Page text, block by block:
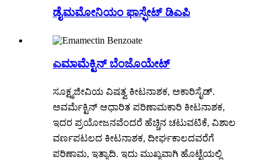
ಡೈಮಮೋನಿಯಂ ಫಾಸ್ಫೇಟ್ ಡಿಎಪಿ
ಎಮಾಮೆಕ್ಟಿನ್ ಬೆಂಜೊಯೇಟ್
ಸೂಕ್ಷ್ಮಜೀವಿಯ ವಿಷತ್ವ ಕೀಟನಾಶಕ, ಅಕಾರಿಸೈಡ್.
ಅವರ್ಮೆಕ್ಟಿನ್ ಆಧಾರಿತ ಪರಿಣಾಮಕಾರಿ ಕೀಟನಾಶಕ,
ಇದರ ಪ್ರಯೋಜನವೆಂದರೆ ಹೆಚ್ಚಿನ ಚಟುವಟಿಕೆ, ವಿಶಾಲ
ವರ್ಣಪಟಲದ ಕೀಟನಾಶಕ, ದೀರ್ಘಕಾಲದವರೆಗೆ
ಪರಿಣಾಮ, ಇತ್ಯಾದಿ. ಇದು ಮುಖ್ಯವಾಗಿ ಹೊಟ್ಟೆಯಲ್ಲಿ